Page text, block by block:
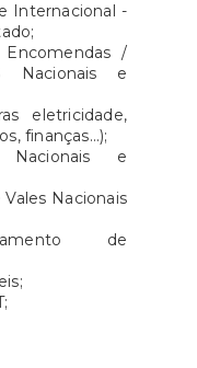
Internacional -
/
Nacionais e
eletricidade,
finanças...);
e
Nacionais
de